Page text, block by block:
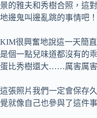
景的雅夫和秀樹合照，這
地邊鬼叫邊亂跳的事情吧！
KIM很興奮地說這一天簡
是個一點兒味道都沒有的
蛋比秀樹還大……厲害厲害
這張照片我們一定會保存
覺就像自己也參與了這件